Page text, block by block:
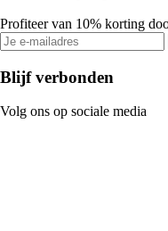
Profiteer van 10% korting
Blijf verbonden
Volg ons op sociale media